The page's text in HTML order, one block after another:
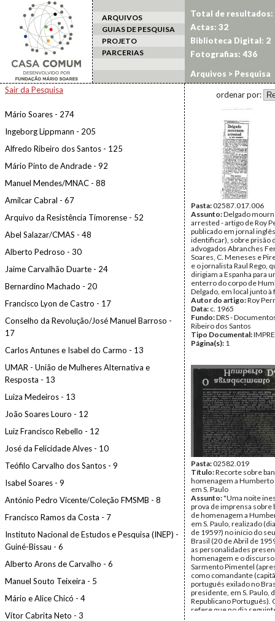
ARQUIVOS
GUIAS DE PESQUISA
PROJETO
PARCERIAS
Arquivos > Pesquisa
Sair da Pesquisa
Mário Soares - 274
Ingeborg Lippmann - 205
Alfredo Ribeiro dos Santos - 125
Mário Pinto de Andrade - 92
Manuel Mendes/MNAC - 88
Amílcar Cabral - 67
Arquivo da Resistência Timorense - 52
Abel Salazar/CMAS - 48
Alberto Pedroso - 30
Jaime Carvalhão Duarte - 24
Bernardino Machado - 20
Francisco Lyon de Castro - 17
Conselho da Revolução/José Manuel Barroso -
17
Carlos Antunes e Isabel do Carmo - 13
UMAR - União de Mulheres Alternativa e
Resposta - 13
Luiza Medeiros - 13
João Soares Louro - 12
Luiz Francisco Rebello - 12
José da Felicidade Alves - 10
Teófilo Carvalho dos Santos - 9
Isabel Soares - 9
António Pedro Vicente/Coleção FMSMB - 8
Francisco Ramos da Costa - 7
Instituto Nacional de Estudos e Pesquisa (INEP) -
Guiné-Bissau - 6
Alberto Arons de Carvalho - 6
Manuel Souto Teixeira - 5
Mário e Alice Chicó - 4
Vítor Cabrita Neto - 3
Total de resultados:
Actas: 32
Biblioteca Digital: 2
Fotografias: 436
ordenar por:
Pasta:02587.017.006
Assunto:Delgado
arrested - artigo de Roy
publicado em jornal
identificar), sobre prisão
advogados Abranches
Soares, C. Meneses e
e o jornalista Raul Rego,
dirigiam a Espanha para
enterro do corpo de
Delgado, em local junto
Autor do artigo:Roy
Data: c. 1965
Fundo:DRS -
Ribeiro dos Santos
Tipo Documental:
Página(s): 1
Pasta:02582.019
Título:Recorte sobre
homenagem a Humberto
em S. Paulo
Assunto:"Uma noite
prova de imprensa sobre
de homenagem a
em S. Paulo, realizado
de 1959?) no início do
Brasil (20 de Abril de
as personalidades
homenagem e o
Sarmento Pimentel
como comandante
português exilado no
presidente, em S. Paulo,
Republicano Português).
refere que no dia